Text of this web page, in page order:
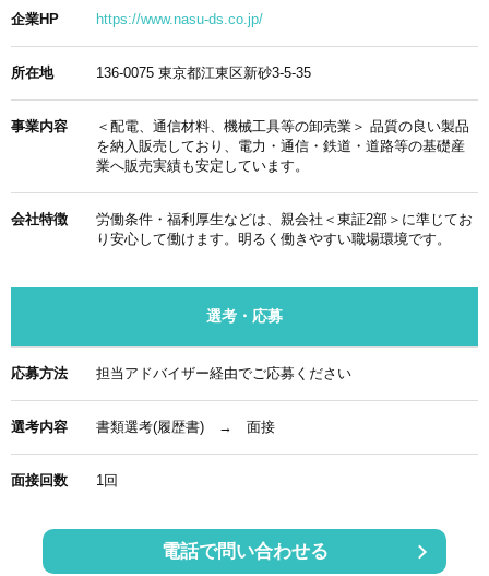
企業HP https://www.nasu-ds.co.jp/
所在地 136-0075 東京都江東区新砂3-5-35
事業内容
＜配電、通信材料、機械工具等の卸売業＞ 品質の良い製品
を納入販売しており、電力・通信・鉄道・道路等の基礎産
業へ販売実績も安定しています。
会社特徴
労働条件・福利厚生などは、親会社＜東証2部＞に準じてお
り安心して働けます。明るく働きやすい職場環境です。
選考・応募
応募方法 担当アドバイザー経由でご応募ください
選考内容 書類選考(履歴書) → 面接
面接回数 1回
電話で問い合わせる